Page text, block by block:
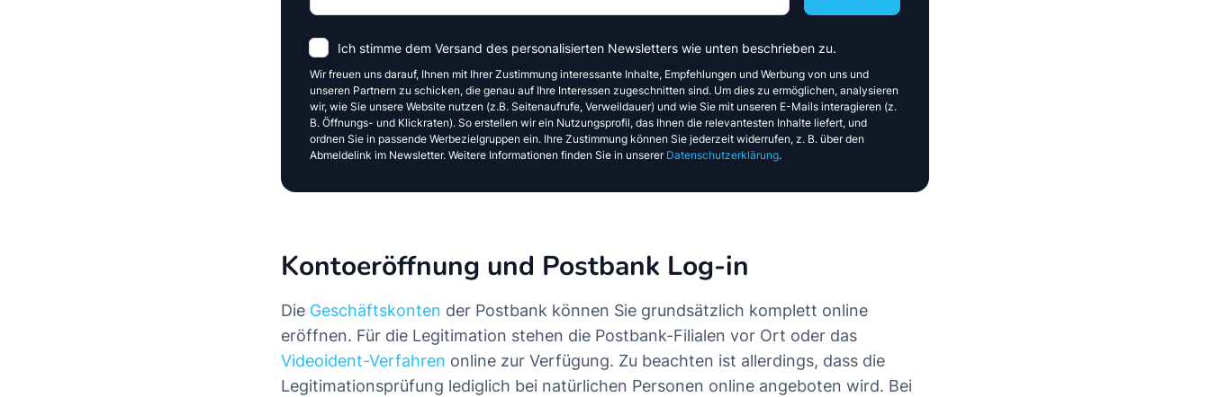
Ich stimme dem Versand des personalisierten Newsletters wie unten beschrieben zu.
Wir freuen uns darauf, Ihnen mit Ihrer Zustimmung interessante Inhalte, Empfehlungen und Werbung von uns und
unseren Partnern zu schicken, die genau auf Ihre Interessen zugeschnitten sind. Um dies zu ermöglichen, analysieren
wir, wie Sie unsere Website nutzen (z.B. Seitenaufrufe, Verweildauer) und wie Sie mit unseren E-Mails interagieren (z.
B. Öffnungs- und Klickraten). So erstellen wir ein Nutzungsprofil, das Ihnen die relevantesten Inhalte liefert, und
ordnen Sie in passende Werbezielgruppen ein. Ihre Zustimmung können Sie jederzeit widerrufen, z. B. über den
Abmeldelink im Newsletter. Weitere Informationen finden Sie in unserer Datenschutzerklärung.
Kontoeröffnung und Postbank Log-in
Die Geschäftskonten der Postbank können Sie grundsätzlich komplett online
eröffnen. Für die Legitimation stehen die Postbank-Filialen vor Ort oder das
Videoident-Verfahren online zur Verfügung. Zu beachten ist allerdings, dass die
Legitimationsprüfung lediglich bei natürlichen Personen online angeboten wird. Bei